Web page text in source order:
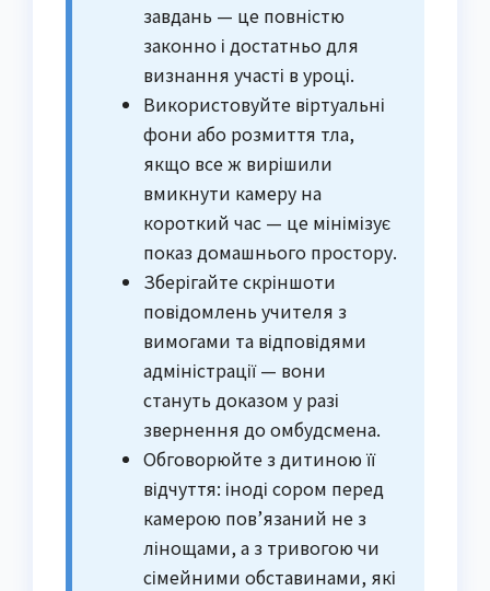
завдань — це повністю
законно і достатньо для
визнання участі в уроці.
Використовуйте віртуальні
фони або розмиття тла,
якщо все ж вирішили
вмикнути камеру на
короткий час — це мінімізує
показ домашнього простору.
Зберігайте скріншоти
повідомлень учителя з
вимогами та відповідями
адміністрації — вони
стануть доказом у разі
звернення до омбудсмена.
Обговорюйте з дитиною її
відчуття: іноді сором перед
камерою пов’язаний не з
лінощами, а з тривогою чи
сімейними обставинами, які